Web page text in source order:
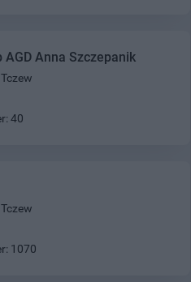
Anna Szczepanik
40
1070